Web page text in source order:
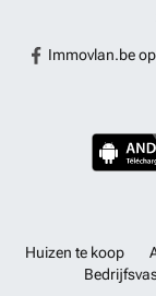
Immovlan.be
Huizen te koop